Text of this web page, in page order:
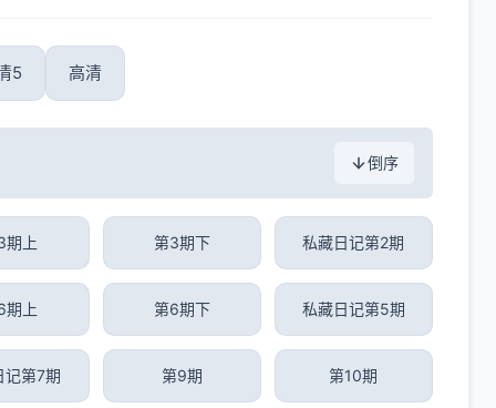
5 高清
倒序
期上 第3期下 私藏日记第2期
期上 第6期下 私藏日记第5期
记第7期 第9期 第10期